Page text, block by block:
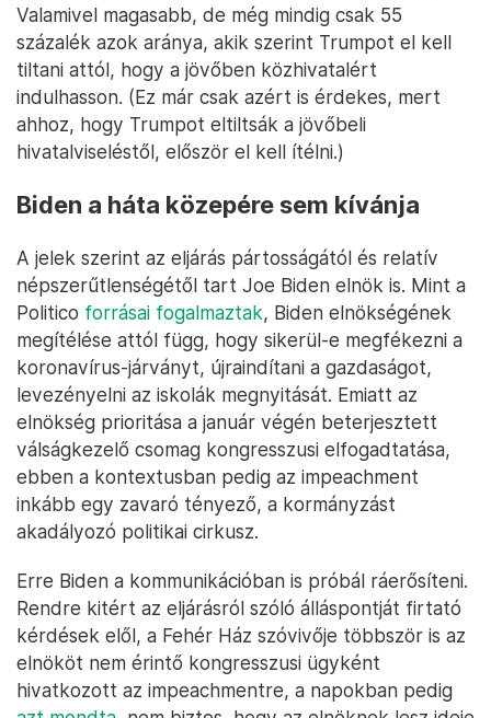
Valamivel magasabb, de még mindig csak 55
százalék azok aránya, akik szerint Trumpot el kell
tiltani attól, hogy a jövőben közhivatalért
indulhasson. (Ez már csak azért is érdekes, mert
ahhoz, hogy Trumpot eltiltsák a jövőbeli
hivatalviseléstől, először el kell ítélni.)
Biden a háta közepére sem kívánja
A jelek szerint az eljárás pártosságától és relatív
népszerűtlenségétől tart Joe Biden elnök is. Mint a
Politico forrásai fogalmaztak, Biden elnökségének
megítélése attól függ, hogy sikerül-e megfékezni a
koronavírus-járványt, újraindítani a gazdaságot,
levezényelni az iskolák megnyitását. Emiatt az
elnökség prioritása a január végén beterjesztett
válságkezelő csomag kongresszusi elfogadtatása,
ebben a kontextusban pedig az impeachment
inkább egy zavaró tényező, a kormányzást
akadályozó politikai cirkusz.
Erre Biden a kommunikációban is próbál ráerősíteni.
Rendre kitért az eljárásról szóló álláspontját firtató
kérdések elől, a Fehér Ház szóvivője többször is az
elnököt nem érintő kongresszusi ügyként
hivatkozott az impeachmentre, a napokban pedig